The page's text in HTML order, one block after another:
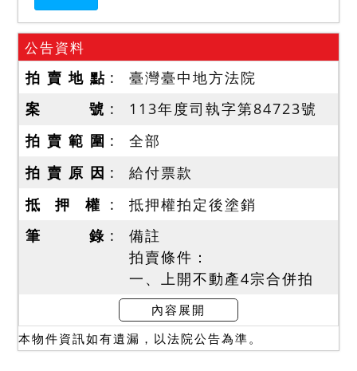
公告資料
拍 賣 地 點
臺灣臺中地方法院
案 號
113年度司執字第84723號
拍 賣 範 圍
全部
拍 賣 原 因
給付票款
抵 押 權
抵押權拍定後塗銷
筆 錄
備註
拍賣條件：
一、上開不動產4宗合併拍
賣，請投標人分別出價。
二、拍賣最低價額合計新台
幣：17,064,000元，以總價
內容展開
本物件資訊如有遺漏，以法院公告為準。